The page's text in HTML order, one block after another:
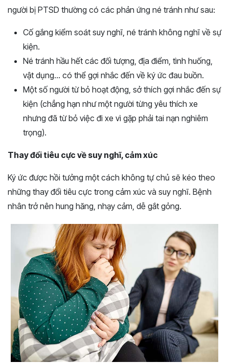
người bị PTSD thường có các phản ứng né tránh như sau:
Cố gắng kiểm soát suy nghĩ, né tránh không nghĩ về sự
kiện.
Né tránh hầu hết các đối tượng, địa điểm, tình huống,
vật dụng… có thể gợi nhắc đến về ký ức đau buồn.
Một số người từ bỏ hoạt động, sở thích gợi nhắc đến sự
kiện (chẳng hạn như một người từng yêu thích xe
nhưng đã từ bỏ việc đi xe vì gặp phải tai nạn nghiêm
trọng).
Thay đổi tiêu cực về suy nghĩ, cảm xúc
Ký ức được hồi tưởng một cách không tự chủ sẽ kéo theo
những thay đổi tiêu cực trong cảm xúc và suy nghĩ. Bệnh
nhân trở nên hung hăng, nhạy cảm, dễ gắt gỏng.